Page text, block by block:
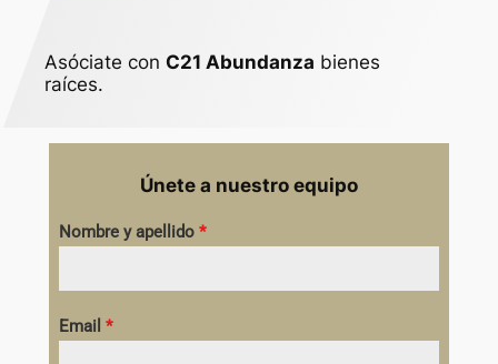
Asóciate conC21 Abundanza bienes
raíces.
Únete a nuestro equipo
Nombre y apellido *
Email *